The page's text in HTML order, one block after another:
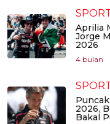
Aprilia
Jorge
2026
4 bulan
2026,
Bakal